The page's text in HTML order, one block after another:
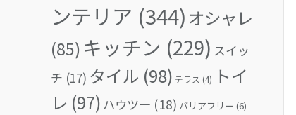
ンテリア (344) オシャレ
(85) キッチン (229) スイッ
チ (17) タイル (98) テラス (4)
トイ
レ (97) ハウツー (18) バリアフリー (6)